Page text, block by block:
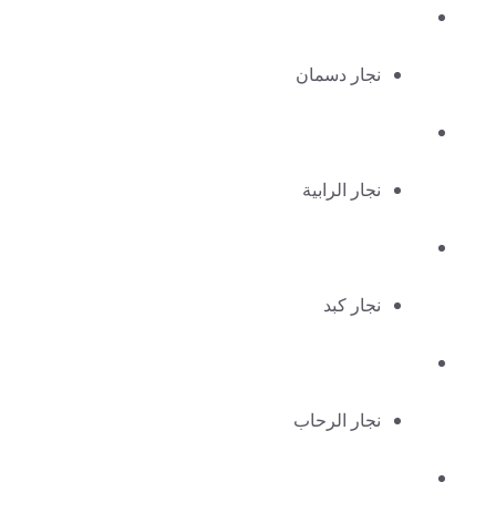
نجار دسمان
نجار الرابية
نجار كبد
نجار الرحاب